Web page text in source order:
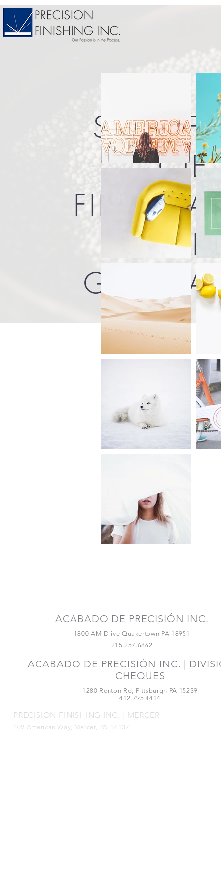
SUPERFI
CIE
FINALIZA
R
GALERÍA
ACABADO DE PRECISIÓN INC.
1800 AM Drive Quakertown PA 18951
215.257.6862
ACABADO DE PRECISIÓN INC. |
CHEQUES
1280 Renton Rd, Pittsburgh PA 15239
412.795.4414
PRECISION FINISHING INC. | MERCER
109 American Way, Mercer, PA 16137